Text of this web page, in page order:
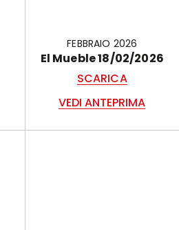
FEBBRAIO 2026
El Mueble 18/02/2026
SCARICA
VEDI ANTEPRIMA